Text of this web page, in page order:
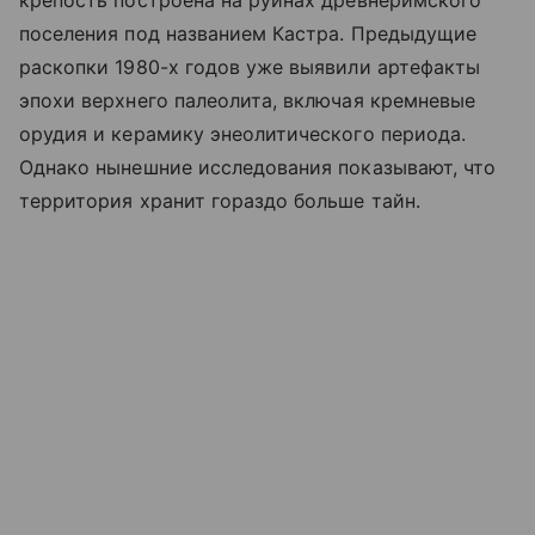
поселения под названием Кастра. Предыдущие
раскопки 1980-х годов уже выявили артефакты
эпохи верхнего палеолита, включая кремневые
орудия и керамику энеолитического периода.
Однако нынешние исследования показывают, что
территория хранит гораздо больше тайн.